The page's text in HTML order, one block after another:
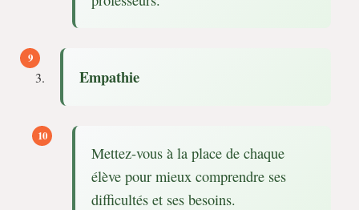
Empathie
Mettez-vous à la place de chaque
élève pour mieux comprendre ses
difficultés et ses besoins.